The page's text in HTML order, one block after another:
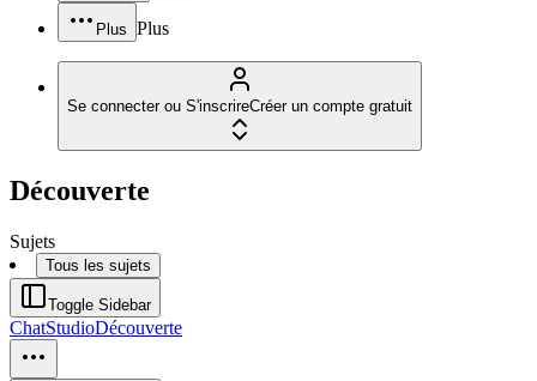
Plus Plus
Se connecter ou S'inscrireCréer un compte gratuit
Découverte
Sujets
Tous les sujets
Toggle Sidebar
ChatStudioDécouverte